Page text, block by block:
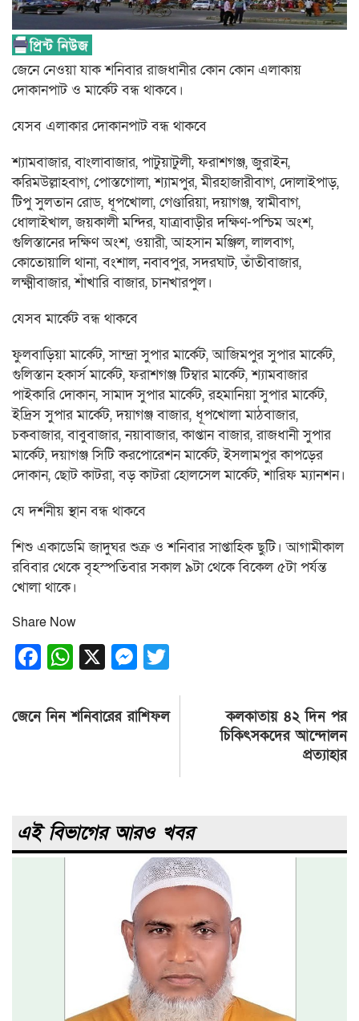
জেনে নেওয়া যাক শনিবার রাজধানীর কোন কোন এলাকায়
দোকানপাট ও মার্কেট বন্ধ থাকবে।
যেসব এলাকার দোকানপাট বন্ধ থাকবে
শ্যামবাজার, বাংলাবাজার, পাটুয়াটুলী, ফরাশগঞ্জ, জুরাইন,
করিমউল্লাহবাগ, পোস্তগোলা, শ্যামপুর, মীরহাজারীবাগ, দোলাইপাড়,
টিপু সুলতান রোড, ধূপখোলা, গেণ্ডারিয়া, দয়াগঞ্জ, স্বামীবাগ,
ধোলাইখাল, জয়কালী মন্দির, যাত্রাবাড়ীর দক্ষিণ-পশ্চিম অংশ,
গুলিস্তানের দক্ষিণ অংশ, ওয়ারী, আহসান মঞ্জিল, লালবাগ,
কোতোয়ালি থানা, বংশাল, নবাবপুর, সদরঘাট, তাঁতীবাজার,
লক্ষ্মীবাজার, শাঁখারি বাজার, চানখারপুল।
যেসব মার্কেট বন্ধ থাকবে
ফুলবাড়িয়া মার্কেট, সান্দ্রা সুপার মার্কেট, আজিমপুর সুপার মার্কেট,
গুলিস্তান হকার্স মার্কেট, ফরাশগঞ্জ টিম্বার মার্কেট, শ্যামবাজার
পাইকারি দোকান, সামাদ সুপার মার্কেট, রহমানিয়া সুপার মার্কেট,
ইদ্রিস সুপার মার্কেট, দয়াগঞ্জ বাজার, ধূপখোলা মাঠবাজার,
চকবাজার, বাবুবাজার, নয়াবাজার, কাপ্তান বাজার, রাজধানী সুপার
মার্কেট, দয়াগঞ্জ সিটি করপোরেশন মার্কেট, ইসলামপুর কাপড়ের
দোকান, ছোট কাটরা, বড় কাটরা হোলসেল মার্কেট, শারিফ ম্যানশন।
যে দর্শনীয় স্থান বন্ধ থাকবে
শিশু একাডেমি জাদুঘর শুক্র ও শনিবার সাপ্তাহিক ছুটি। আগামীকাল
রবিবার থেকে বৃহস্পতিবার সকাল ৯টা থেকে বিকেল ৫টা পর্যন্ত
খোলা থাকে।
Share Now
Facebook
WhatsApp
X Messenger
Post
জেনে নিন শনিবারের রাশিফল
কলকাতায় ৪২ দিন পর
চিকিৎসকদের আন্দোলন
প্রত্যাহার
এই বিভাগের আরও খবর